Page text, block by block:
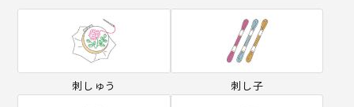
刺しゅう 刺し子